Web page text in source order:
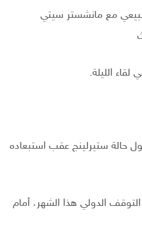
مع مانشستر سيتي
لقاء الليلة.
حالة ستيرلينج عقب استبعاده
الدولي هذا الشهر، أمام